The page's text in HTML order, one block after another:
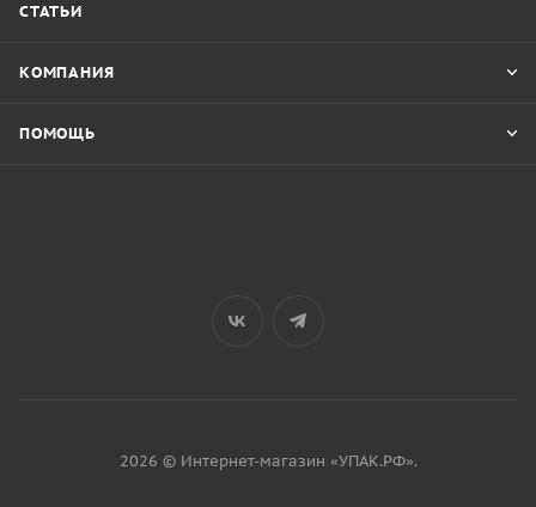
СТАТЬИ
КОМПАНИЯ
ПОМОЩЬ
2026 © Интернет-магазин «УПАК.РФ».